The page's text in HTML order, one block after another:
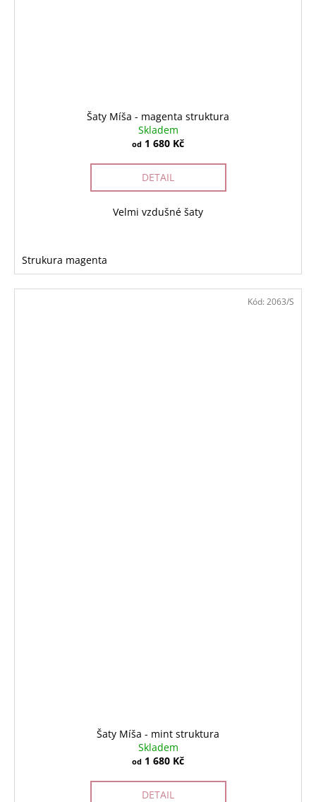
Šaty Míša - magenta struktura
Skladem
od 1 680 Kč
DETAIL
Velmi vzdušné šaty
Strukura magenta
Šaty Míša - mint struktura
Skladem
od 1 680 Kč
DETAIL
Kód: 2063/S